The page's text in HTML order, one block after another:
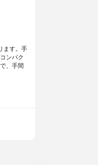
ます。手
ンパク
、手間